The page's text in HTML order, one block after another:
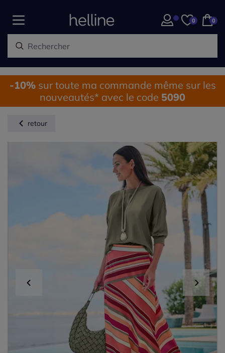
0 0
-10%sur toute ma commande même sur les
nouveautés* avec le code 5090
retour